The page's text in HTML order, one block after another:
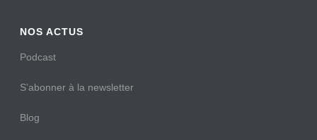
NOS ACTUS
Podcast
S’abonner à la newsletter
Blog